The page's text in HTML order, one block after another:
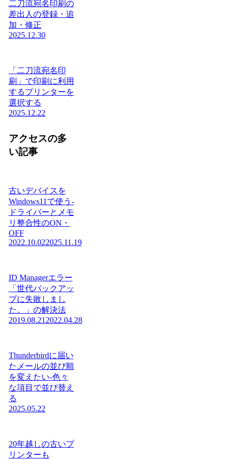
二刀流宛名印刷の
差出人の登録・追
加・修正
2025.12.30
「二刀流宛名印
刷」で印刷に利用
するプリンターを
選択する
2025.12.22
アクセスの多
い記事
古いデバイスを
Windows11で使う-
ドライバーとメモ
リ整合性のON・
OFF
2022.10.022025.11.19
ID Managerエラー
「世代バックアッ
プに失敗しまし
た。」の解決法
2019.08.21 2022.04.28
Thunderbirdに届い
たメールの並び順
を変えたい-色々
な項目で並び替え
る
2025.05.22
20年越しの古いプ
リンターも